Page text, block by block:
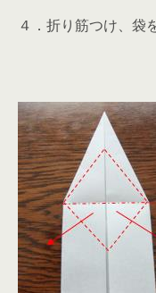
４．折り筋つけ、袋